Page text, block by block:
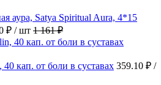
аура, Satya Spiritual Aura, 4*15
₽ / шт 1 161 ₽
кап. от боли в суставах 359.10 ₽ /